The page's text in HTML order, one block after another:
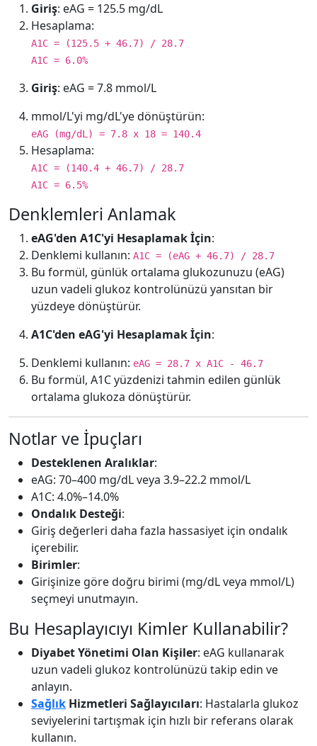
Giriş: eAG = 125.5 mg/dL
Hesaplama:
A1C = (125.5 + 46.7) / 28.7
A1C = 6.0%
Giriş: eAG = 7.8 mmol/L
mmol/L'yi mg/dL'ye dönüştürün:
eAG (mg/dL) = 7.8 x 18 = 140.4
Hesaplama:
A1C = (140.4 + 46.7) / 28.7
A1C = 6.5%
Denklemleri Anlamak
eAG'den A1C'yi Hesaplamak İçin:
Denklemi kullanın: A1C = (eAG + 46.7) / 28.7
Bu formül, günlük ortalama glukozunuzu (eAG)
uzun vadeli glukoz kontrolünüzü yansıtan bir
yüzdeye dönüştürür.
A1C'den eAG'yi Hesaplamak İçin:
Denklemi kullanın: eAG = 28.7 x A1C - 46.7
Bu formül, A1C yüzdenizi tahmin edilen günlük
ortalama glukoza dönüştürür.
Notlar ve İpuçları
Desteklenen Aralıklar:
eAG: 70–400 mg/dL veya 3.9–22.2 mmol/L
A1C: 4.0%–14.0%
Ondalık Desteği:
Giriş değerleri daha fazla hassasiyet için ondalık
içerebilir.
Birimler:
Girişinize göre doğru birimi (mg/dL veya mmol/L)
seçmeyi unutmayın.
Bu Hesaplayıcıyı Kimler Kullanabilir?
Diyabet Yönetimi Olan Kişiler: eAG kullanarak
uzun vadeli glukoz kontrolünüzü takip edin ve
anlayın.
Sağlık Hizmetleri Sağlayıcıları: Hastalarla glukoz
seviyelerini tartışmak için hızlı bir referans olarak
kullanın.